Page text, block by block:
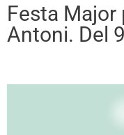
Festa Major
Antoni. Del